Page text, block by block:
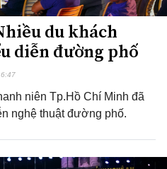
du khách
diễn đường phố
niên Tp.Hồ Chí Minh đã
nghệ thuật đường phố.